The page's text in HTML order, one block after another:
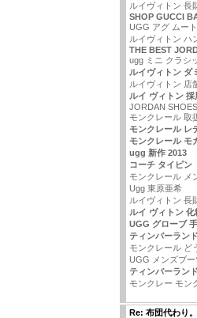
ルイヴィトン 長
SHOP GUCCI
UGG アグ ムー
ルイヴィトン ハ
THE BEST
ugg ミニ クラシ
ルイヴィトン ダ
ルイヴィトン 店
ルイ ヴィトン 採
JORDAN
モンクレール 取
モンクレール レ
モンクレール モ
ugg 新作 2013
コーチ タイピン
モンクレール メ
Ugg 東原亜希
ルイヴィトン 長
ルイ ヴィトン 化
UGG グローブ
ティンバーラン
モンクレール ど
UGG メンズブー
ティンバーラン
モンクレー モン
Re: 布団代わり。